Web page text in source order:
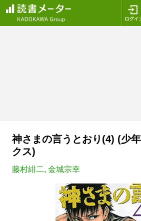
神さまの言うとおり(4) (少
クス)
藤村緋二, 金城宗幸